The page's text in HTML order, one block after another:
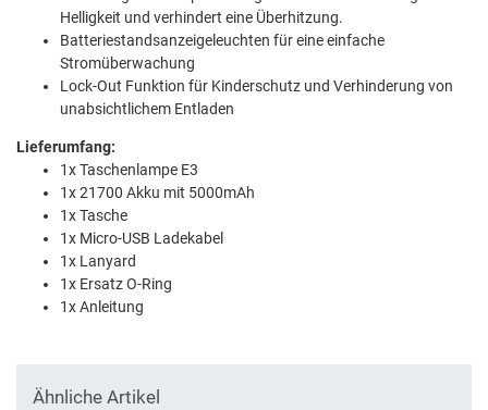
Helligkeit und verhindert eine Überhitzung.
Batteriestandsanzeigeleuchten für eine einfache
Stromüberwachung
Lock-Out Funktion für Kinderschutz und Verhinderung von
unabsichtlichem Entladen
Lieferumfang:
1x Taschenlampe E3
1x 21700 Akku mit 5000mAh
1x Tasche
1x Micro-USB Ladekabel
1x Lanyard
1x Ersatz O-Ring
1x Anleitung
Ähnliche Artikel